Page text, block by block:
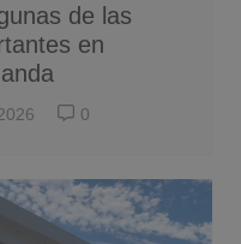
de las
en
0